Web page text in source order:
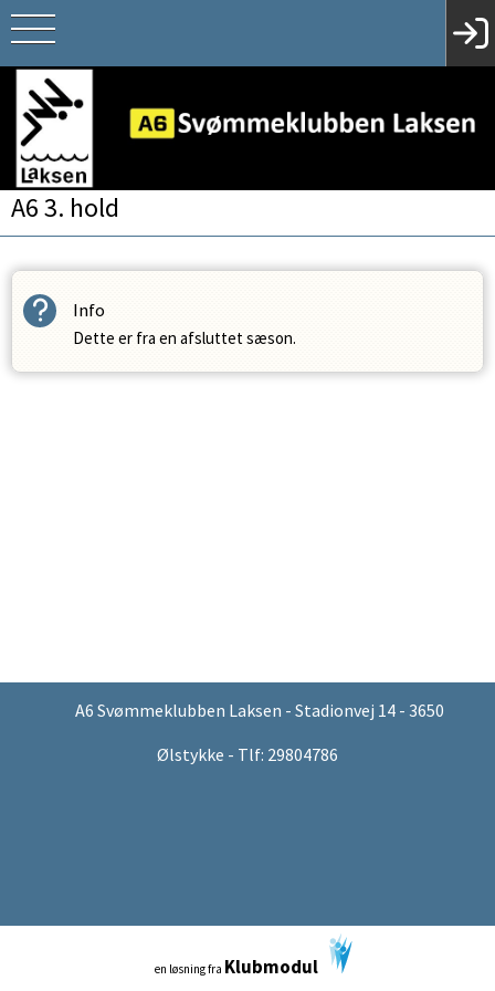
A6 3. hold
Info
Dette er fra en afsluttet sæson.
A6 Svømmeklubben Laksen - Stadionvej 14 - 3650
Ølstykke - Tlf: 29804786
en løsning fra Klubmodul